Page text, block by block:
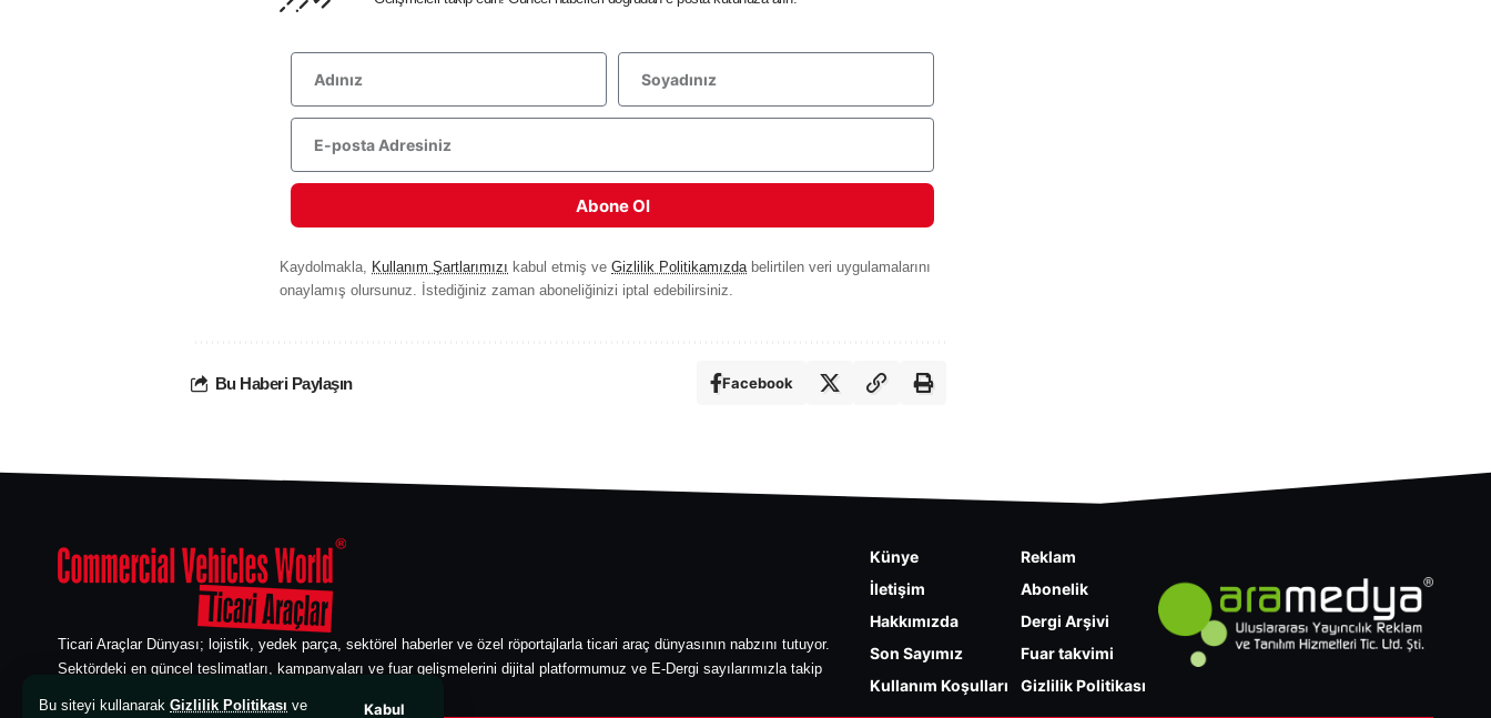
Bu siteyi kullanarak Gizlilik Politikası ve
Kabul
Abone Ol
Kaydolmakla, Kullanım Şartlarımızı kabul etmiş ve Gizlilik Politikamızdabelirtilen veri uygulamalarını
onaylamış olursunuz. İstediğiniz zaman aboneliğinizi iptal edebilirsiniz.
Bu Haberi Paylaşın Facebook
Ticari Araçlar Dünyası; lojistik, yedek parça, sektörel haberler ve özel röportajlarla ticari araç dünyasının nabzını tutuyor.
Sektördeki en güncel teslimatları, kampanyaları ve fuar gelişmelerini dijital platformumuz ve E-Dergi sayılarımızla takip
Künye
İletişim
Hakkımızda
Son Sayımız
Kullanım Koşulları
Reklam
Abonelik
Dergi Arşivi
Fuar takvimi
Gizlilik Politikası